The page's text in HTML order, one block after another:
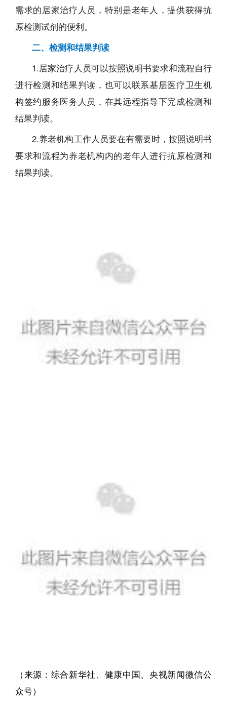
需求的居家治疗人员，特别是老年人，提供获得抗
原检测试剂的便利。
二、检测和结果判读
1.居家治疗人员可以按照说明书要求和流程自行
进行检测和结果判读，也可以联系基层医疗卫生机
构签约服务医务人员，在其远程指导下完成检测和
结果判读。
2.养老机构工作人员要在有需要时，按照说明书
要求和流程为养老机构内的老年人进行抗原检测和
结果判读。
（来源：综合新华社、健康中国、央视新闻微信公
众号）